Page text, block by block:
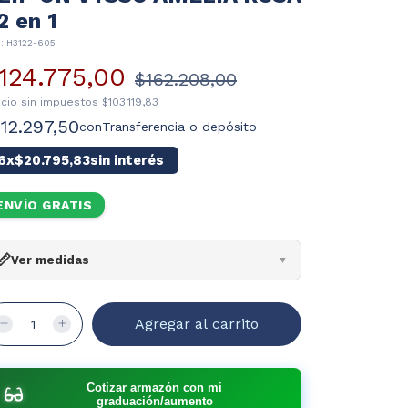
en 1
H3122-605
$162.208,00
sin impuestos $103.119,83
conTransferencia o depósito
x$20.795,83sin interés
GRATIS
Ver medidas ▼
cristal:
53mm
46mm
16mm
144mm
Cotizar armazón con mi
graduación/aumento